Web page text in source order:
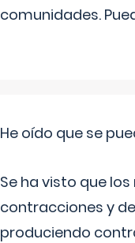
comunidades.
He oído que se
Se ha visto que
contracciones y
produciendo